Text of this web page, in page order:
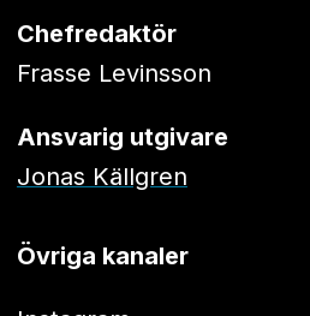
Chefredaktör
Frasse Levinsson
Ansvarig utgivare
Jonas Källgren
Övriga kanaler